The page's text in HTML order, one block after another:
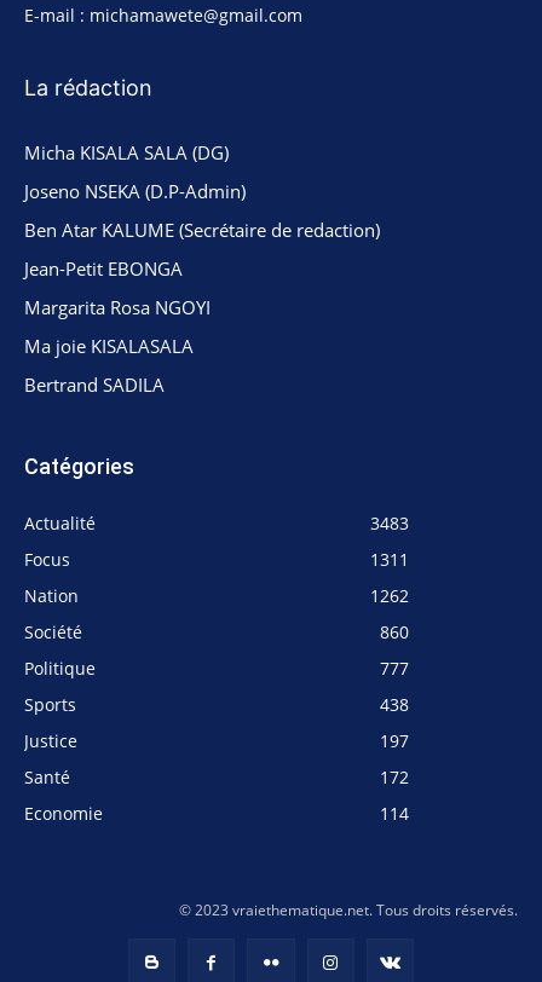
E-mail : michamawete@gmail.com
La rédaction
Micha KISALA SALA (DG)
Joseno NSEKA (D.P-Admin)
Ben Atar KALUME (Secrétaire de redaction)
Jean-Petit EBONGA
Margarita Rosa NGOYI
Ma joie KISALASALA
Bertrand SADILA
Catégories
Actualité
3483
Focus
1311
Nation
1262
Société
860
Politique
777
Sports
438
Justice
197
Santé
172
Economie
114
© 2023 vraiethematique.net. Tous droits réservés.